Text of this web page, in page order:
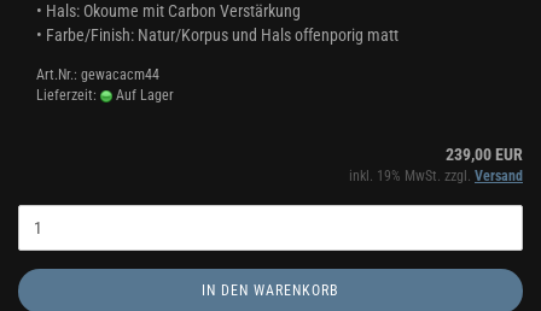
• Hals: Okoume mit Carbon Verstärkung
• Farbe/Finish: Natur/Korpus und Hals offenporig matt
Art.Nr.: gewacacm44
Lieferzeit:
Auf Lager
239,00 EUR
inkl. 19% MwSt. zzgl. Versand
IN DEN WARENKORB